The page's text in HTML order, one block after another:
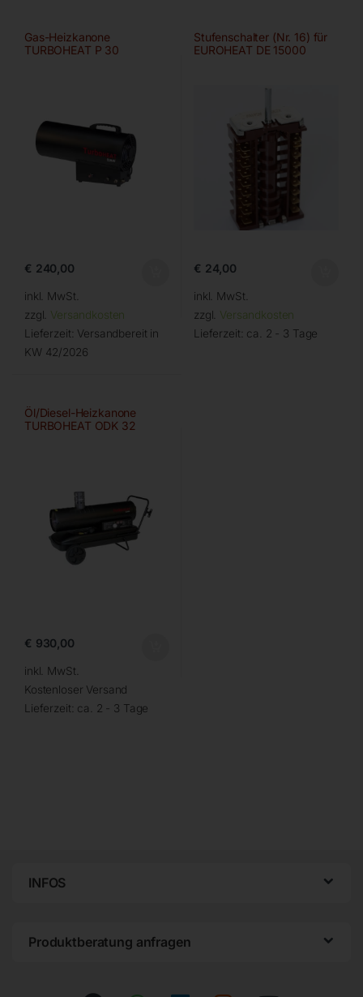
Gas-Heizkanone
TURBOHEAT P 30
€ 240,00
inkl. MwSt.
zzgl. Versandkosten
Lieferzeit: Versandbereit in
KW 42/2026
Stufenschalter (Nr. 16) für
EUROHEAT DE 15000
€ 24,00
inkl. MwSt.
zzgl. Versandkosten
Lieferzeit: ca. 2 - 3 Tage
Öl/Diesel-Heizkanone
TURBOHEAT ODK 32
€ 930,00
inkl. MwSt.
Kostenloser Versand
Lieferzeit: ca. 2 - 3 Tage
INFOS
Produktberatung anfragen